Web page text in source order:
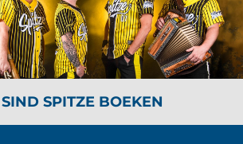
SPITZE BOEKEN